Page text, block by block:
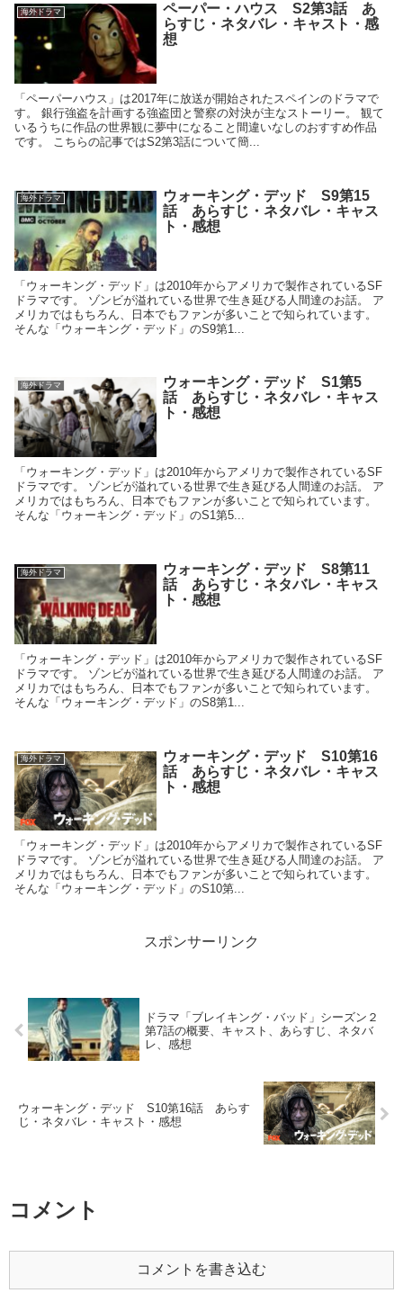
海外ドラマ
ペーパー・ハウス S2第3話 あ
らすじ・ネタバレ・キャスト・感
想
「ペーパーハウス」は2017年に放送が開始されたスペインのドラマで
す。 銀行強盗を計画する強盗団と警察の対決が主なストーリー。 観て
いるうちに作品の世界観に夢中になること間違いなしのおすすめ作品
です。 こちらの記事ではS2第3話について簡...
海外ドラマ
ウォーキング・デッド S9第15
話 あらすじ・ネタバレ・キャス
ト・感想
「ウォーキング・デッド」は2010年からアメリカで製作されているSF
ドラマです。 ゾンビが溢れている世界で生き延びる人間達のお話。 ア
メリカではもちろん、日本でもファンが多いことで知られています。
そんな「ウォーキング・デッド」のS9第1...
海外ドラマ
ウォーキング・デッド S1第5
話 あらすじ・ネタバレ・キャス
ト・感想
「ウォーキング・デッド」は2010年からアメリカで製作されているSF
ドラマです。 ゾンビが溢れている世界で生き延びる人間達のお話。 ア
メリカではもちろん、日本でもファンが多いことで知られています。
そんな「ウォーキング・デッド」のS1第5...
海外ドラマ
ウォーキング・デッド S8第11
話 あらすじ・ネタバレ・キャス
ト・感想
「ウォーキング・デッド」は2010年からアメリカで製作されているSF
ドラマです。 ゾンビが溢れている世界で生き延びる人間達のお話。 ア
メリカではもちろん、日本でもファンが多いことで知られています。
そんな「ウォーキング・デッド」のS8第1...
海外ドラマ
ウォーキング・デッド S10第16
話 あらすじ・ネタバレ・キャス
ト・感想
「ウォーキング・デッド」は2010年からアメリカで製作されているSF
ドラマです。 ゾンビが溢れている世界で生き延びる人間達のお話。 ア
メリカではもちろん、日本でもファンが多いことで知られています。
そんな「ウォーキング・デッド」のS10第...
スポンサーリンク
ドラマ「ブレイキング・バッド」シーズン２
第7話の概要、キャスト、あらすじ、ネタバ
レ、感想
ウォーキング・デッド S10第16話 あらす
じ・ネタバレ・キャスト・感想
コメント
コメントを書き込む